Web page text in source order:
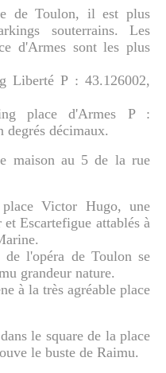
de Toulon, il est plus
souterrains. Les
d'Armes sont les plus
Liberté P : 43.126002,
place d'Armes P :
degrés décimaux.
maison au 5 de la rue
Victor Hugo, une
et Escartefigue attablés à
l'opéra de Toulon se
grandeur nature.
à la très agréable place
le square de la place
le buste de Raimu.